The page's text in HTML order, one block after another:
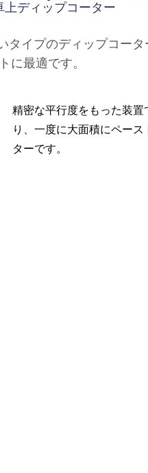
ディップコーター
イプのディップコー
に最適です。
精密な平行度をもった装
り、一度に大面積にペー
ターです。